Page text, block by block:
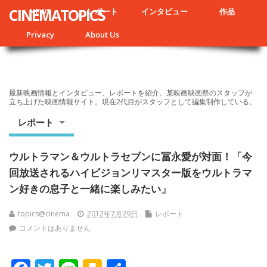
NEWS レポート インタビュー 作品
Privacy About Us
CINEMATOPICS
最新映画情報とインタビュー、レポートを紹介。某映画映画祭のスタッフが
立ち上げた映画情報サイト。現在2代目がスタッフとして編集制作している。
レポート
ウルトラマン＆ウルトラセブンに冨永愛が対面！「今
回放送されるハイビジョンリマスター版をウルトラマ
ン好きの息子と一緒に楽しみたい」
topics@cinema 2012年7月29日
レポート
コメントはありません